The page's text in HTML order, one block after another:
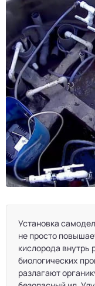
Установка
не просто
кислорода внутрь
биологических
разлагают